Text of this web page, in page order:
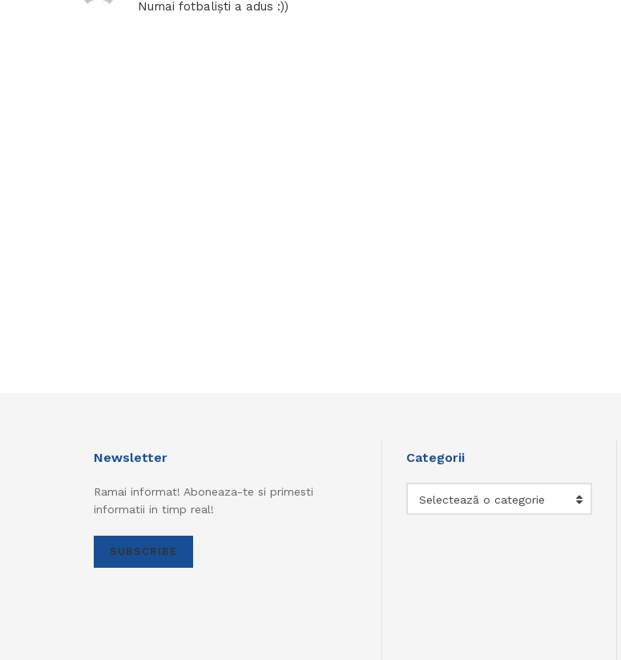
Numai fotbaliști a adus :))
Newsletter
Ramai informat! Aboneaza-te si primesti
informatii in timp real!
SUBSCRIBE
Categorii
Selectează o categorie